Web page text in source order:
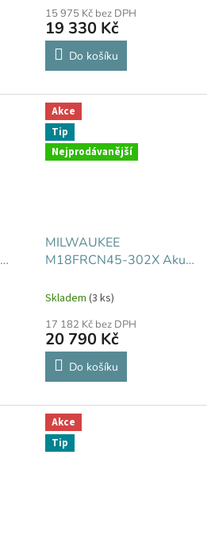
15 975 Kč bez DPH
19 330 Kč
Do košíku
Akce
Tip
Nejprodávanější
MILWAUKEE
M18FRCN45-302X Aku
Skladem (3 ks)
17 182 Kč bez DPH
20 790 Kč
Do košíku
Akce
Tip